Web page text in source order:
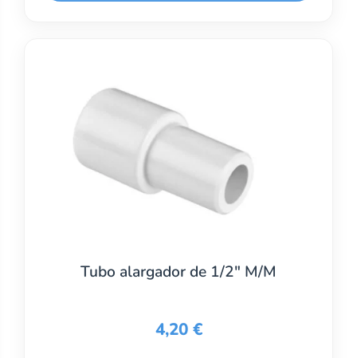
Tubo alargador de 1/2″ M/M
4,20 €